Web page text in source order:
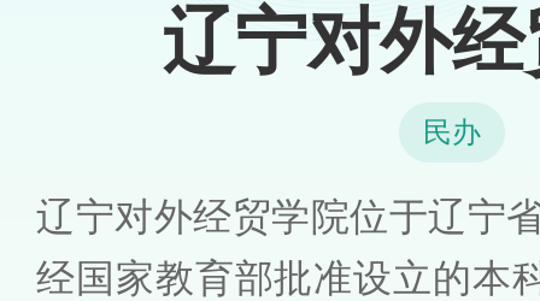
辽宁对外
民办
辽宁对外经贸学院位于辽宁
经国家教育部批准设立的本